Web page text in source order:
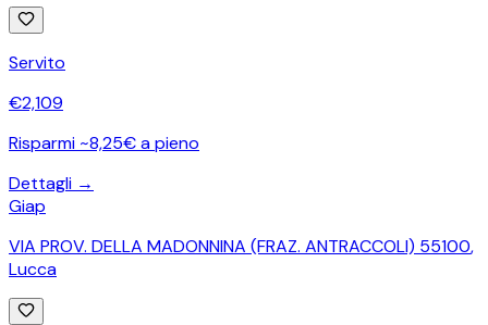
Servito
€2,109
Risparmi ~8,25€ a pieno
Dettagli →
Giap
VIA PROV. DELLA MADONNINA (FRAZ. ANTRACCOLI) 55100,
Lucca